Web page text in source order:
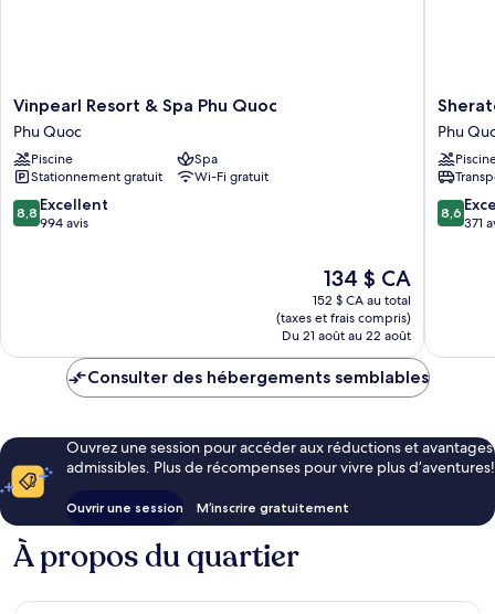
Vinpearl
Resort
&
Spa
Phu
Quoc
Phu
Vinpearl Resort & Spa Phu Quoc
Phu Quoc
Piscine
Spa
Stationnement gratuit
Wi-Fi gratuit
8.8
sur
8,8 Excellent
994 avis
Le
prix
est
de
134 $ CA
134 $ CA
152 $ CA au total
(taxes et frais compris)
Du 21 août au 22 août
Phu
Quoc
Long
Beach
Resort
Phu
Phu
8.6
sur
8,6
371
Consulter des hébergements semblables
Ouvrez une session pour accéder aux réductions et avantages
admissibles. Plus de récompenses pour vivre plus d’aventures!
Ouvrir une session M’inscrire gratuitement
À propos du quartier